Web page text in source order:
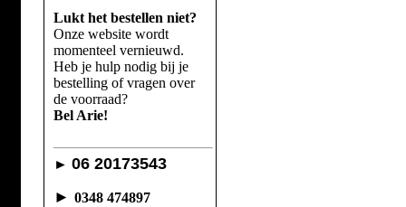
Lukt het bestellen niet?
Onze website wordt
momenteel vernieuwd.
Heb je hulp nodig bij je
bestelling of vragen over
de voorraad?
Bel Arie!
► 06 20173543
► 0348 474897